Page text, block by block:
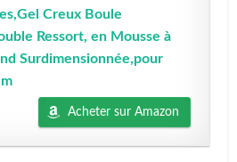
Creux Boule
Ressort, en Mousse à
Surdimensionnée,pour
Acheter sur Amazon